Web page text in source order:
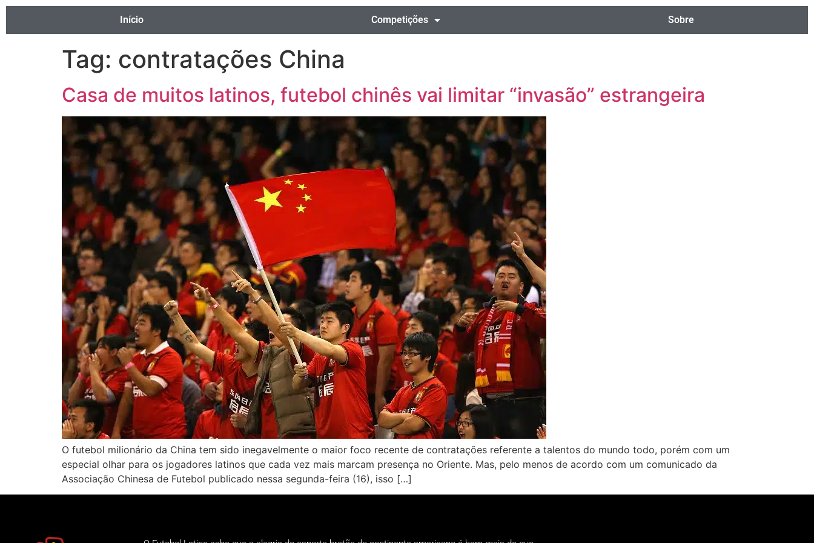
Início Competições Sobre
Tag: contratações China
Casa de muitos latinos, futebol chinês vai limitar “invasão” estrangeira
O futebol milionário da China tem sido inegavelmente o maior foco recente de contratações referente a talentos do mundo todo, porém com um
especial olhar para os jogadores latinos que cada vez mais marcam presença no Oriente. Mas, pelo menos de acordo com um comunicado da
Associação Chinesa de Futebol publicado nessa segunda-feira (16), isso […]